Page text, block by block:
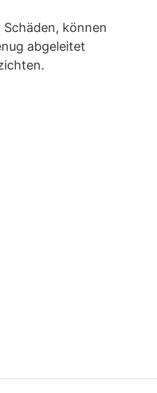
können
abgeleitet